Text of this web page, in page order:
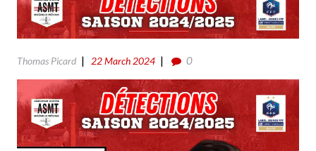
Thomas Picard 22 March 2024 0